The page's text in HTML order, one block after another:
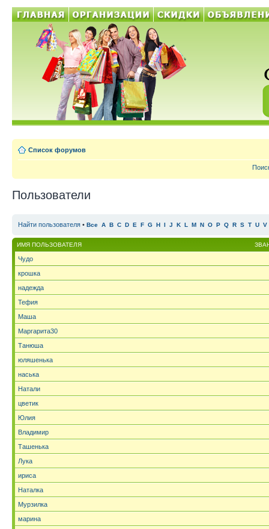
Список форумов
Пользователи
Найти пользователя • Все A B C D E F G H I J K L M N O P Q R S T U V
ИМЯ ПОЛЬЗОВАТЕЛЯ
Чудо
крошка
надежда
Тефия
Маша
Маргарита30
Танюша
юляшенька
наська
Натали
цветик
Юлия
Владимир
Ташенька
Лука
ириса
Наталка
Мурзилка
марина